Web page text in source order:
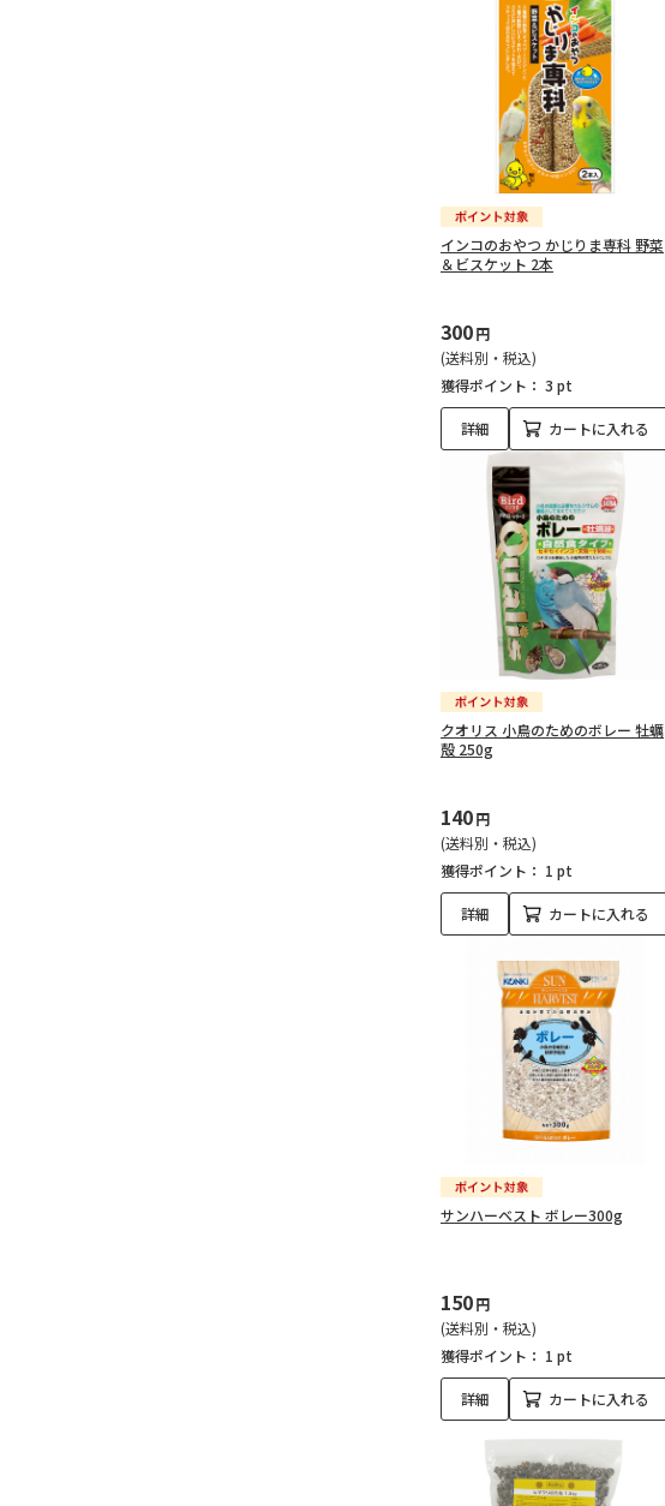
インコのおやつ かじりま専科 野菜
＆ビスケット 2本
300円
(送料別・税込)
獲得ポイント： 3 pt
詳細 カートに入れる
クオリス 小鳥のためのボレー 牡蠣
殻 250g
140円
(送料別・税込)
獲得ポイント： 1 pt
詳細 カートに入れる
サンハーベスト ボレー300g
150円
(送料別・税込)
獲得ポイント： 1 pt
詳細 カートに入れる